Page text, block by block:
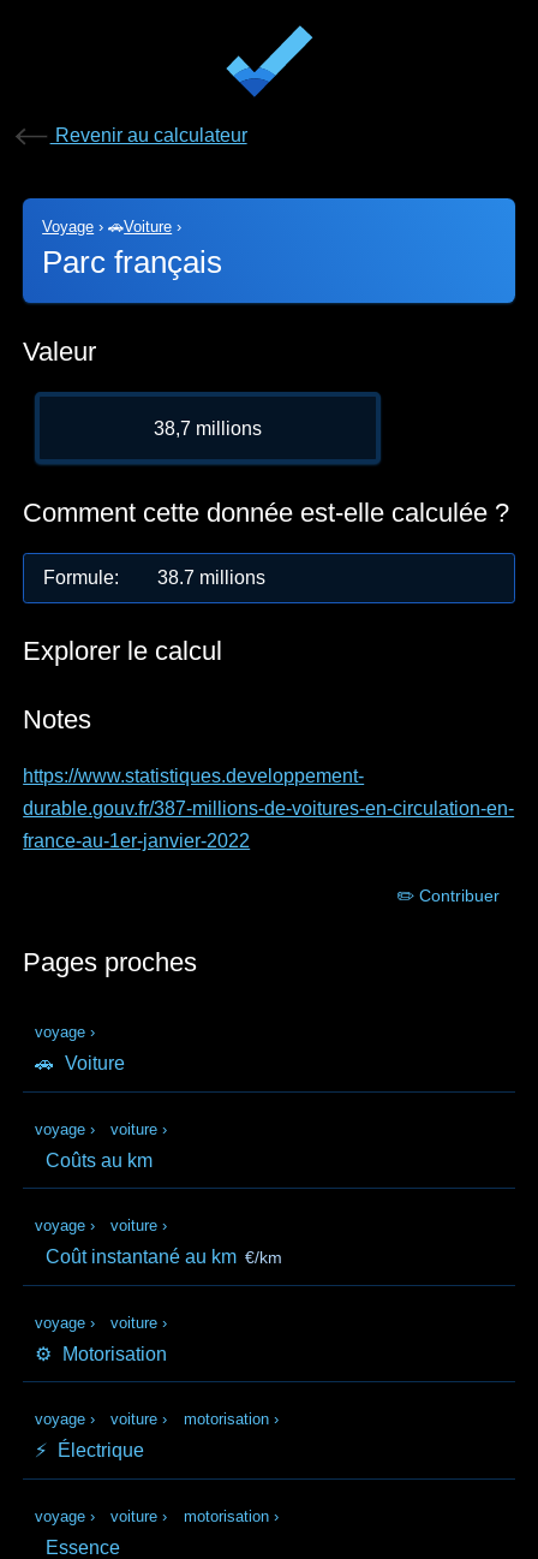
Revenir au calculateur
Voyage ›🚗Voiture ›
Parc français
Valeur
38,7 millions
Comment cette donnée est-elle calculée ?
Formule: 38.7 millions
Explorer le calcul
Notes
https://www.statistiques.developpement-
durable.gouv.fr/387-millions-de-voitures-en-circulation-en-
france-au-1er-janvier-2022
✏️ Contribuer
Pages proches
voyage ›
🚗 Voiture
voyage › voiture ›
Coûts au km
voyage › voiture ›
Coût instantané au km €/km
voyage › voiture ›
⚙️ Motorisation
voyage › voiture › motorisation ›
⚡️ Électrique
voyage › voiture › motorisation ›
Essence